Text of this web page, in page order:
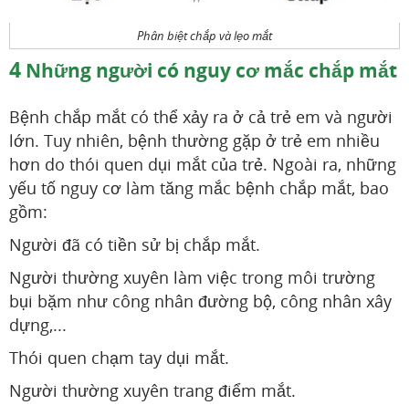
Phân biệt chắp và lẹo mắt
4 Những người có nguy cơ mắc chắp mắt
Bệnh chắp mắt có thể xảy ra ở cả trẻ em và người
lớn. Tuy nhiên, bệnh thường gặp ở trẻ em nhiều
hơn do thói quen dụi mắt của trẻ. Ngoài ra, những
yếu tố nguy cơ làm tăng mắc bệnh chắp mắt, bao
gồm:
Người đã có tiền sử bị chắp mắt.
Người thường xuyên làm việc trong môi trường
bụi bặm như công nhân đường bộ, công nhân xây
dựng,...
Thói quen chạm tay dụi mắt.
Người thường xuyên trang điểm mắt.